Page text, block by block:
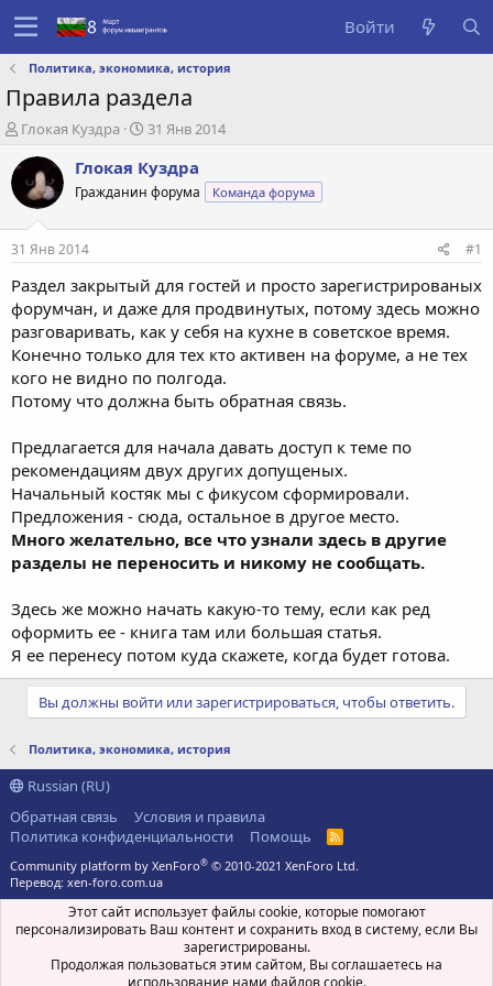
Войти
Политика, экономика, история
Правила раздела
А
т
о
р
т
е
ы
Глокая Куздра
Д
т
а
о
а
н
и
31 Янв 2014
Глокая Куздра
Гражданин форума Команда форума
31 Янв 2014 #1
Раздел закрытый для гостей и просто зарегистрированых
форумчан, и даже для продвинутых, потому здесь можно
разговаривать, как у себя на кухне в советское время.
Конечно только для тех кто активен на форуме, а не тех
кого не видно по полгода.
Потому что должна быть обратная связь.
Предлагается для начала давать доступ к теме по
рекомендациям двух других допущеных.
Начальный костяк мы с фикусом сформировали.
Предложения - сюда, остальное в другое место.
Много желательно, все что узнали здесь в другие
разделы не переносить и никому не сообщать.
Здесь же можно начать какую-то тему, если как ред
оформить ее - книга там или большая статья.
Я ее перенесу потом куда скажете, когда будет готова.
Вы должны войти или зарегистрироваться, чтобы ответить.
Политика, экономика, история
Russian (RU)
Обратная связь
Условия и правила
Политика конфиденциальности
Помощь
R
S
Community platform by XenForo® © 2010-2021 XenForo Ltd.
Перевод: xen-foro.com.ua
Этот сайт использует файлы cookie, которые помогают
персонализировать Ваш контент и сохранить вход в систему, если Вы
зарегистрированы.
Продолжая пользоваться этим сайтом, Вы соглашаетесь на
использование нами файлов cookie.